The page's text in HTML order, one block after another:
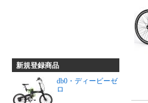
新規登録商品
db0・ディービーゼ
ロ